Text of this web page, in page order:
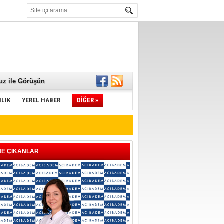
ile Görüşün
YEREL HABER DİĞER »
ÇIKANLAR